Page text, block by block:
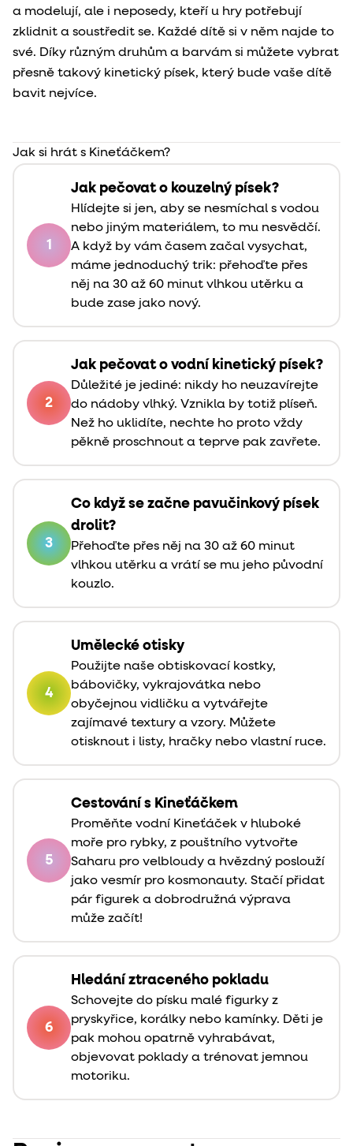
a modelují, ale i neposedy, kteří u hry potřebují
zklidnit a soustředit se. Každé dítě si v něm najde to
své. Díky různým druhům a barvám si můžete vybrat
přesně takový kinetický písek, který bude vaše dítě
bavit nejvíce.
Jak si hrát s Kineťáčkem?
1
Jak pečovat o kouzelný písek?
Hlídejte si jen, aby se nesmíchal s vodou
nebo jiným materiálem, to mu nesvědčí.
A když by vám časem začal vysychat,
máme jednoduchý trik: přehoďte přes
něj na 30 až 60 minut vlhkou utěrku a
bude zase jako nový.
2
Jak pečovat o vodní kinetický písek?
Důležité je jediné: nikdy ho neuzavírejte
do nádoby vlhký. Vznikla by totiž plíseň.
Než ho uklidíte, nechte ho proto vždy
pěkně proschnout a teprve pak zavřete.
3
Co když se začne pavučinkový písek
drolit?
Přehoďte přes něj na 30 až 60 minut
vlhkou utěrku a vrátí se mu jeho původní
kouzlo.
4
Umělecké otisky
Použijte naše obtiskovací kostky,
bábovičky, vykrajovátka nebo
obyčejnou vidličku a vytvářejte
zajímavé textury a vzory. Můžete
otisknout i listy, hračky nebo vlastní ruce.
5
Cestování s Kineťáčkem
Proměňte vodní Kineťáček v hluboké
moře pro rybky, z pouštního vytvořte
Saharu pro velbloudy a hvězdný poslouží
jako vesmír pro kosmonauty. Stačí přidat
pár figurek a dobrodružná výprava
může začít!
6
Hledání ztraceného pokladu
Schovejte do písku malé figurky z
pryskyřice, korálky nebo kamínky. Děti je
pak mohou opatrně vyhrabávat,
objevovat poklady a trénovat jemnou
motoriku.